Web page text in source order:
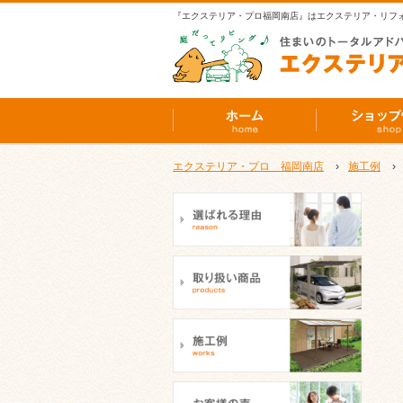
『エクステリア・プロ福岡南店』はエクステリア・リ
エクステリア・プロ 福岡南店 › 施工例 ›